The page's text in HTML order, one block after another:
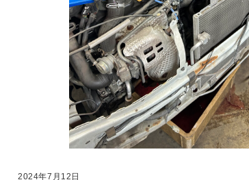
2024年7月12日